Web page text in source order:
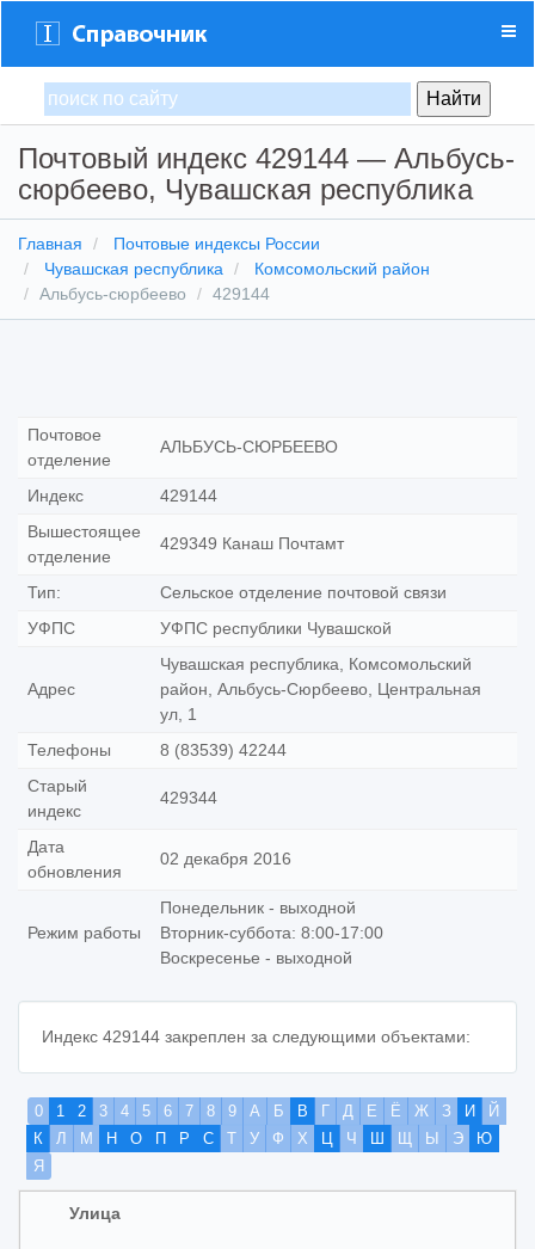
Почтовый индекс 429144 — Альбусь-
сюрбеево, Чувашская республика
Главная
Почтовые индексы России
Чувашская республика
Комсомольский район
Альбусь-сюрбеево
429144
Почтовое
отделение
АЛЬБУСЬ-СЮРБЕЕВО
Индекс
429144
Вышестоящее
отделение
429349 Канаш Почтамт
Тип:
Сельское отделение почтовой связи
УФПС
УФПС республики Чувашской
Адрес
Чувашская республика, Комсомольский
район, Альбусь-Сюрбеево, Центральная
ул, 1
Телефоны
8 (83539) 42244
Старый
индекс
429344
Дата
обновления
02 декабря 2016
Режим работы
Понедельник - выходной
Вторник-суббота: 8:00-17:00
Воскресенье - выходной
Индекс 429144 закреплен за следующими объектами:
0 1 2 3 4 5 6 7 8 9 А Б В Г Д Е Ё Ж З И
Й
К
Л М Н О П Р С Т У Ф Х Ц Ч Ш Щ Ы Э
Ю
Я
Улица